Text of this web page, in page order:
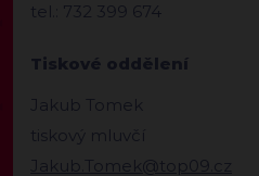
tel.: 732 399 674
Tiskové oddělení
Jakub Tomek
tiskový mluvčí
Jakub.Tomek@top09.cz